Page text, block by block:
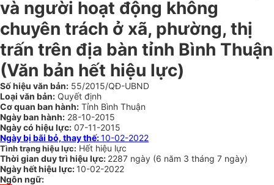
và người hoạt động không
chuyên trách ở xã, phường, thị
trấn trên địa bàn tỉnh Bình Thuận
(Văn bản hết hiệu lực)
Số hiệu văn bản: 55/2015/QĐ-UBND
Loại văn bản: Quyết định
Cơ quan ban hành: Tỉnh Bình Thuận
Ngày ban hành: 28-10-2015
Ngày có hiệu lực: 07-11-2015
Ngày bị bãi bỏ, thay thế:10-02-2022
Tình trạng hiệu lực: Hết hiệu lực
Thời gian duy trì hiệu lực: 2287 ngày (6 năm 3 tháng 7 ngày)
Ngày hết hiệu lực: 10-02-2022
Ngôn ngữ: